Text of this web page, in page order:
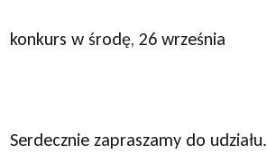
konkurs w środę, 26 września
Serdecznie zapraszamy do udziału.